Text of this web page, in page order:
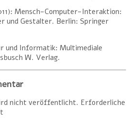
Mensch-Computer-Interaktion:
und Gestalter. Berlin: Springer
und Informatik: Multimediale
W. Verlag.
nicht veröffentlicht. Erforderliche